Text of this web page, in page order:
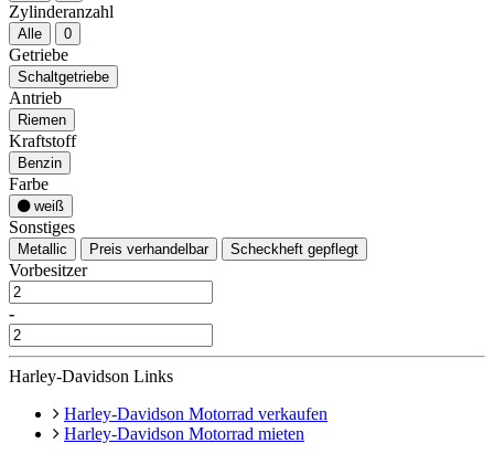
Zylinderanzahl
Alle 0
Getriebe
Schaltgetriebe
Antrieb
Riemen
Kraftstoff
Benzin
Farbe
weiß
Sonstiges
Metallic Preis verhandelbar Scheckheft gepflegt
Vorbesitzer
-
Harley-Davidson Links
Harley-Davidson Motorrad verkaufen
Harley-Davidson Motorrad mieten